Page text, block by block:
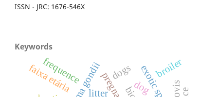
ISSN - JRC: 1676-546X
Keywords
faixa etária dog
frequence dogs
litter
broiler